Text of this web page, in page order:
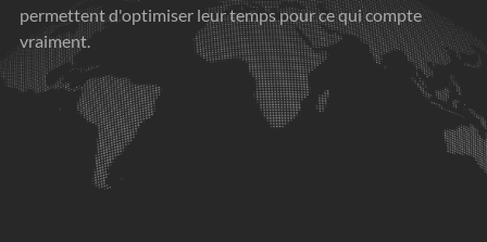
permettent d'optimiser leur temps pour ce qui compte
vraiment.